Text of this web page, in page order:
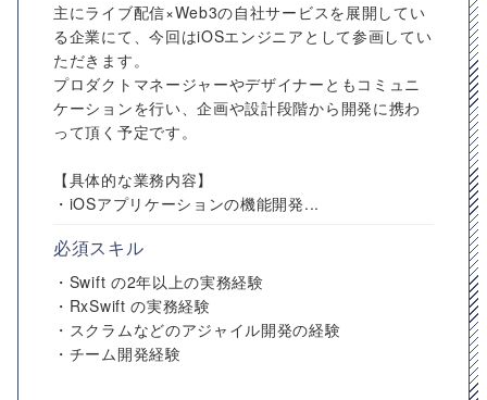
主にライブ配信×Web3の自社サービスを展開してい
る企業にて、今回はiOSエンジニアとして参画してい
ただきます。
プロダクトマネージャーやデザイナーともコミュニ
ケーションを行い、企画や設計段階から開発に携わ
って頂く予定です。
【具体的な業務内容】
・iOSアプリケーションの機能開発...
必須スキル
・Swift の2年以上の実務経験
・RxSwift の実務経験
・スクラムなどのアジャイル開発の経験
・チーム開発経験